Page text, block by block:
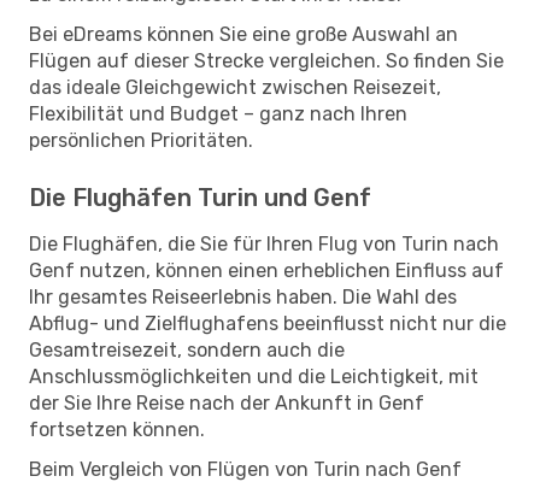
Bei eDreams können Sie eine große Auswahl an
Flügen auf dieser Strecke vergleichen. So finden Sie
das ideale Gleichgewicht zwischen Reisezeit,
Flexibilität und Budget – ganz nach Ihren
persönlichen Prioritäten.
Die Flughäfen Turin und Genf
Die Flughäfen, die Sie für Ihren Flug von Turin nach
Genf nutzen, können einen erheblichen Einfluss auf
Ihr gesamtes Reiseerlebnis haben. Die Wahl des
Abflug- und Zielflughafens beeinflusst nicht nur die
Gesamtreisezeit, sondern auch die
Anschlussmöglichkeiten und die Leichtigkeit, mit
der Sie Ihre Reise nach der Ankunft in Genf
fortsetzen können.
Beim Vergleich von Flügen von Turin nach Genf